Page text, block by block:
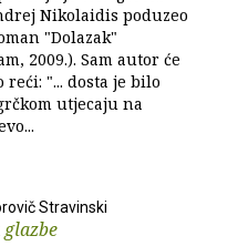
Nikolaidis poduzeo
"Dolazak"
2009.). Sam autor će
"... dosta je bilo
utjecaju na
Stravinski